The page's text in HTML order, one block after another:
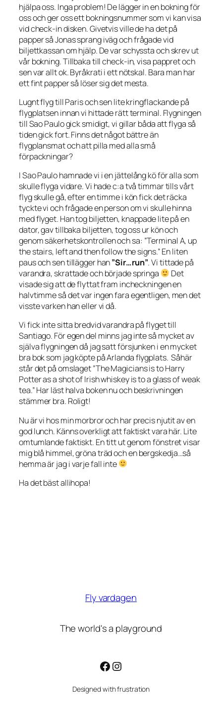
hjälpa oss. Inga problem! De lägger in en bokning för
oss och ger oss ett bokningsnummer som vi kan visa
vid check-in disken. Givetvis ville de ha det på
papper så Jonas sprang iväg och frågade vid
biljettkassan om hjälp. De var schyssta och skrev ut
vår bokning. Tillbaka till check-in, visa pappret och
sen var allt ok. Byråkrati i ett nötskal. Bara man har
ett fint papper så löser sig det mesta.
Lugnt flyg till Paris och sen lite kringflackande på
flygplatsen innan vi hittade rätt terminal. Flygningen
till Sao Paulo gick smidigt, vi gillar båda att flyga så
tiden gick fort. Finns det något bättre än
flygplansmat och att pilla med alla små
förpackningar?
I Sao Paulo hamnade vi i en jättelång kö för alla som
skulle flyga vidare. Vi hade c:a två timmar tills vårt
flyg skulle gå, efter en timme i kön fick det räcka
tyckte vi och frågade en person om vi skulle hinna
med flyget. Han tog biljetten, knappade lite på en
dator, gav tillbaka biljetten, tog oss ur kön och
genom säkerhetskontrollen och sa: ”Terminal A, up
the stairs, left and then follow the signs.” En liten
paus och sen tillägger han”Sir…run”. Vi tittade på
varandra, skrattade och började springa
Det
visade sig att de flyttat fram incheckningen en
halvtimme så det var ingen fara egentligen, men det
visste varken han eller vi då.
Vi fick inte sitta bredvid varandra på flyget till
Santiago. För egen del minns jag inte så mycket av
själva flygningen då jag satt försjunken i en mycket
bra bok som jag köpte på Arlanda flygplats. Såhär
står det på omslaget”The Magiciansis to Harry
Potter as a shot of Irish whiskey is to a glass of weak
tea.”Har läst halva boken nu och beskrivningen
stämmer bra. Roligt!
Nu är vi hos min morbror och har precis njutit av en
god lunch. Känns overkligt att faktiskt vara här. Lite
omtumlande faktiskt. En titt ut genom fönstret visar
mig blå himmel, gröna träd och en bergskedja…så
hemma är jag i varje fall inte
Ha det bäst allihopa!
Fly vardagen
The world's a playground
Facebook
Instagram
Designed with frustration